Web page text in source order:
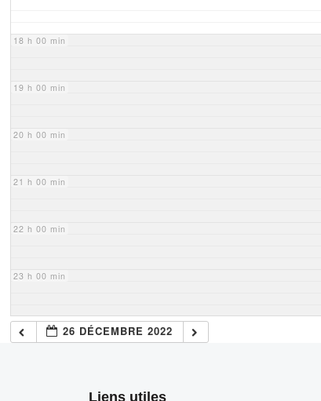
18 h 00 min
19 h 00 min
20 h 00 min
21 h 00 min
22 h 00 min
23 h 00 min
26 DÉCEMBRE 2022
Liens utiles